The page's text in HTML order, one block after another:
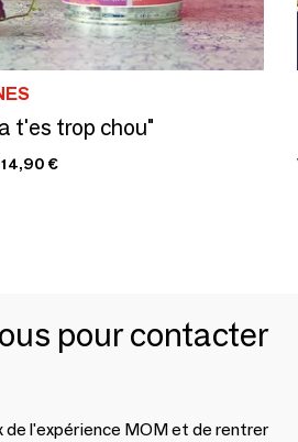
t'es trop chou"
14,90 €
pour contacter
l'expérience MOM et de rentrer